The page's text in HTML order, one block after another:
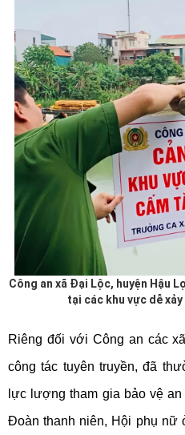
Công an xã Đại Lộc, huyện Hậu
tại các khu vực dễ
Riêng đối với Công an các
công tác tuyên truyền, đã
lực lượng tham gia bảo vệ
Đoàn thanh niên, Hội phụ nữ